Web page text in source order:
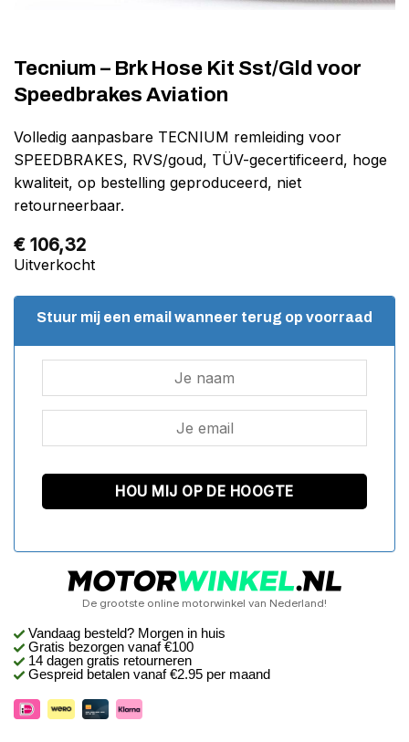
Tecnium – Brk Hose Kit Sst/Gld voor
Speedbrakes Aviation
Volledig aanpasbare TECNIUM remleiding voor
SPEEDBRAKES, RVS/goud, TÜV-gecertificeerd, hoge
kwaliteit, op bestelling geproduceerd, niet
retourneerbaar.
€ 106,32
Uitverkocht
Stuur mij een email wanneer terug op voorraad
De grootste online motorwinkel van Nederland!
Vandaag besteld? Morgen in huis
Gratis bezorgen vanaf €100
14 dagen gratis retourneren
Gespreid betalen vanaf €2.95 per maand